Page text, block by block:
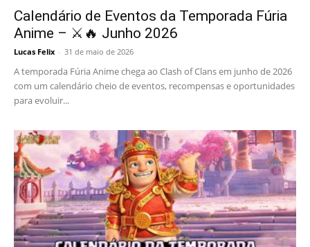
Calendário de Eventos da Temporada Fúria
Anime – ⚔️🔥 Junho 2026
Lucas Felix - 31 de maio de 2026
A temporada Fúria Anime chega ao Clash of Clans em junho de 2026
com um calendário cheio de eventos, recompensas e oportunidades
para evoluir...